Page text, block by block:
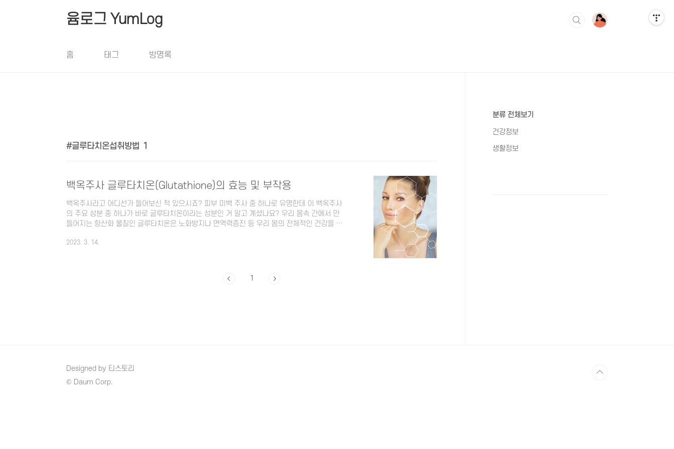
윰로그 YumLog
홈 태그 방명록
글루타치온섭취방법 1
백옥주사 글루타치온(Glutathione)의 효능 및 부작용
백옥주사라고 어디선가 들어보신 적 있으시죠? 피부 미백 주사 중 하나로 유명한데 이 백옥주사
의 주요 성분 중 하나가 바로 글루타치온이라는 성분인 거 알고 계셨나요? 우리 몸속 간에서 만
들어지는 항산화 물질인 글루타치온은 노화방지나 면역력증진 등 우리 몸의 전체적인 건강을 유
요한 물질인 글루타치온은 아미노산 화합물로서 체내에서 자연스럽게 생성되는 성분이지만 나
글루타치온 효능 산화스트레스 감소 - 글루타치온의 주요 이점 중 하나는 산화..
2023. 3. 14.
1
분류 전체보기
건강정보
생활정보
Designed by 티스토리
© Daum Corp.